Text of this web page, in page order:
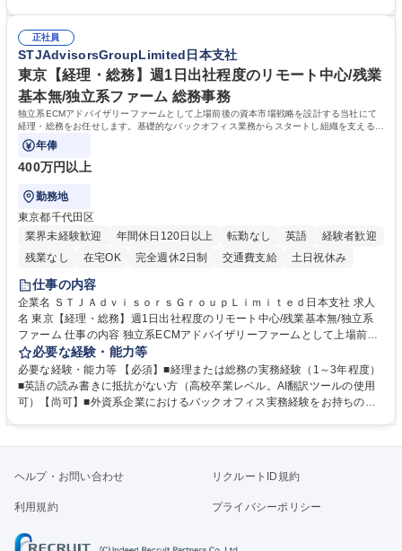
の他に担当頂く業務が発生する場合があります。 募集職種 【営業事務】
業務職/三井物産グループ/平均残業時間10H/完全週休2日
ション力がある方。 ・チャレンジを厭わず、粘り強く業務に取り組める
方。多様な関係者と謙虚に信頼関係を構築でき、期限を意識したスケジュ
ール管理が出来る方。※将来的に他部署（営業部門、コーポレート部門）
へのジョブローテーションの可能性があります。 学歴・資格 学歴：大学
院 大学 語学力： 資格：宅地建物取引士
正社員
STJAdvisorsGroupLimited日本支社
東京【経理・総務】週1日出社程度のリモート中心/残業
基本無/独立系ファーム 総務事務
独立系ECMアドバイザリーファームとして上場前後の資本市場戦略を設計する当社にて
経理・総務をお任せします。基礎的なバックオフィス業務からスタートし組織を支える専
任担当として広く活躍できる環境です。
年俸
400万円以上
勤務地
東京都千代田区
業界未経験歓迎
年間休日120日以上 転勤なし 英語
経験者歓迎
残業なし
在宅OK 完全週休2日制 交通費支給 土日祝休み
仕事の内容
企業名 ＳＴＪＡｄｖｉｓｏｒｓＧｒｏｕｐＬｉｍｉｔｅｄ日本支社 求人
名 東京【経理・総務】週1日出社程度のリモート中心/残業基本無/独立系
ファーム 仕事の内容 独立系ECMアドバイザリーファームとして上場前後
の資本市場戦略を設計する当社にて経理・総務をお任せします。基礎的な
バックオフィス業務からスタートし組織を支える専任担当として広く活躍
できる環境です。 ■日常経理、月次および年次決算サポート業務 ■本国
（グローバル）との英文メール対応（AI翻訳ツール等を使用しての対応で
業務をお任せします。残業も基本的には発生せず、ご自身のペースで業務
出社程度のリモート中心/残業基本無/独立系ファーム
必要な経験・能力等
必要な経験・能力等 【必須】■経理または総務の実務経験（1～3年程度）
■英語の読み書きに抵抗がない方（高校卒業レベル。AI翻訳ツールの使用
可）【尚可】■外資系企業におけるバックオフィス実務経験をお持ちの方
談可）。【求める人物像】幅広いバックオフィス業務に柔軟に対応でき、
社内外と円滑にコミュニケーションを取りながら業務を推進できる方 学
歴・資格 学歴：大学院 大学 高専 短大 専修学校 高校 語学力： 資格：
ヘルプ・お問い合わせ リクルートID規約
利用規約 プライバシーポリシー